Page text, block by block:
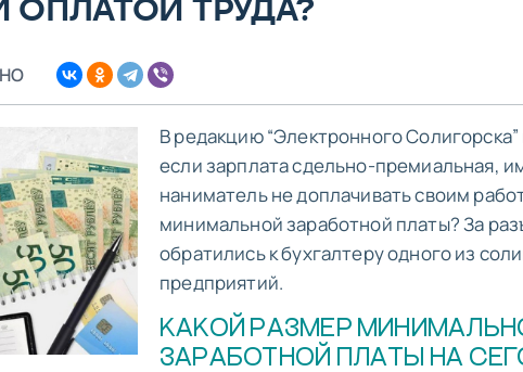
ТРУДА?
В редакцию “Электронного
если зарплата сдельно-премиальная,
наниматель не доплачивать своим
минимальной заработной платы? За
обратились к бухгалтеру одного из
предприятий.
КАКОЙ РАЗМЕР
ЗАРАБОТНОЙ ПЛАТЫ НА